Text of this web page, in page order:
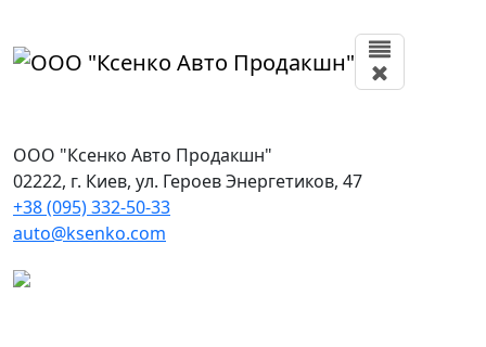
ООО "Ксенко Авто Продакшн"
02222, г. Киев, ул. Героев Энергетиков, 47
+38 (095) 332-50-33
auto@ksenko.com